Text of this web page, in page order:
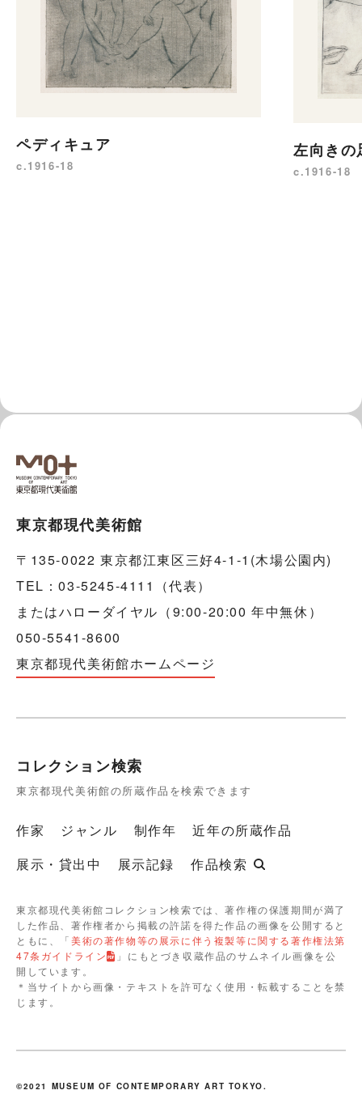
ペディキュア
c.1916-18
左向きの
c.1916-18
東京都現代美術館
〒135-0022 東京都江東区三好4-1-1(木場公園内)
TEL：03-5245-4111（代表）
またはハローダイヤル（9:00-20:00 年中無休）
050-5541-8600
東京都現代美術館ホームページ
コレクション検索
東京都現代美術館の所蔵作品を検索できます
作家 ジャンル 制作年
近年の所蔵作品
展示・貸出中
展示記録 作品検索
東京都現代美術館コレクション検索では、著作権の保護期間が満了
した作品、著作権者から掲載の許諾を得た作品の画像を公開すると
ともに、「美術の著作物等の展示に伴う複製等に関する著作権法第
47条ガイドライン
」にもとづき収蔵作品のサムネイル画像を公
開しています。
＊当サイトから画像・テキストを許可なく使用・転載することを禁
じます。
©2021 MUSEUM OF CONTEMPORARY ART TOKYO.